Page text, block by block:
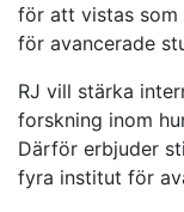
för att vistas
för avancerade
RJ vill stärka
forskning inom
Därför erbjuder
fyra institut för